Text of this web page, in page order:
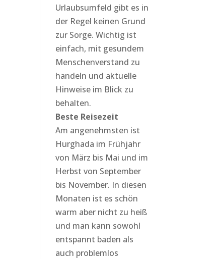
Urlaubsumfeld gibt es in
der Regel keinen Grund
zur Sorge. Wichtig ist
einfach, mit gesundem
Menschenverstand zu
handeln und aktuelle
Hinweise im Blick zu
behalten.
Beste Reisezeit
Am angenehmsten ist
Hurghada im Frühjahr
von März bis Mai und im
Herbst von September
bis November. In diesen
Monaten ist es schön
warm aber nicht zu heiß
und man kann sowohl
entspannt baden als
auch problemlos